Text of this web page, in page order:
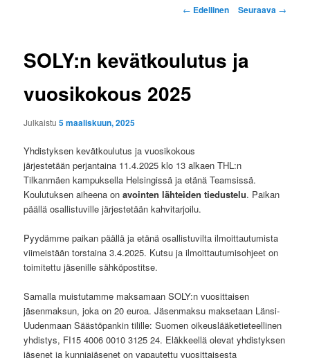
Artikkelien
← Edellinen Seuraava →
SOLY:n kevätkoulutus ja
vuosikokous 2025
Julkaistu5 maaliskuun, 2025
Yhdistyksen kevätkoulutus ja vuosikokous
järjestetään perjantaina 11.4.2025 klo 13 alkaen THL:n
Tilkanmäen kampuksella Helsingissä ja etänä Teamsissä.
Koulutuksen aiheena onavointen lähteiden tiedustelu. Paikan
päällä osallistuville järjestetään kahvitarjoilu.
Pyydämme paikan päällä ja etänä osallistuvilta ilmoittautumista
viimeistään torstaina 3.4.2025. Kutsu ja ilmoittautumisohjeet on
toimitettu jäsenille sähköpostitse.
Samalla muistutamme maksamaan SOLY:n vuosittaisen
jäsenmaksun, joka on 20 euroa. Jäsenmaksu maksetaan Länsi-
Uudenmaan Säästöpankin tilille: Suomen oikeuslääketieteellinen
yhdistys, FI15 4006 0010 3125 24. Eläkkeellä olevat yhdistyksen
jäsenet ja kunniajäsenet on vapautettu vuosittaisesta